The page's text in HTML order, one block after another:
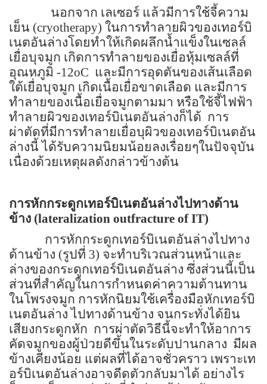
นอกจาก เลเซอร์ แล้วมีการใช้จี้ความ
เย็น (cryotherapy) ในการทำลายผิวของเทอร์บิ
เนตอันล่างโดยทำให้เกิดผลึกน้ำแข็งในเซลล์
เยื่อบุจมูก เกิดการทำลายของเยื่อหุ้มเซลล์ที่
อุณหภูมิ -12oC และมีการอุดตันของเส้นเลือด
ใต้เยื่อบุจมูก เกิดเนื้อเยื่อขาดเลือด และมีการ
ทำลายของเนื้อเยื่อจมูกตามมา หรือใช้จี้ไฟฟ้า
ทำลายผิวของเทอร์บิเนตอันล่างก็ได้ การ
ผ่าตัดที่มีการทำลายเยื่อบุผิวของเทอร์บิเนตอัน
ล่างนี้ ได้รับความนิยมน้อยลงเรื่อยๆในปัจจุบัน
เนื่องด้วยเหตุผลดังกล่าวข้างต้น
การหักกระดูกเทอร์บิเนตอันล่างไปทางด้าน
ข้าง (lateralization outfracture of IT)
การหักกระดูกเทอร์บิเนตอันล่างไปทาง
ด้านข้าง (รูปที่ 3) จะทำบริเวณส่วนหน้าและ
ล่างของกระดูกเทอร์บิเนตอันล่าง ซึ่งส่วนนี้เป็น
ส่วนที่สำคัญในการกำหนดค่าความต้านทาน
ในโพรงจมูก การหักนิยมใช้เครื่องมือหักเทอร์บิ
เนตอันล่าง ไปทางด้านข้าง จนกระทั่งได้ยิน
เสียงกระดูกหัก การผ่าตัดวิธีนี้จะทำให้อาการ
คัดจมูกของผู้ป่วยดีขึ้นในระดับปานกลาง มีผล
ข้างเคียงน้อย แต่ผลที่ได้อาจชั่วคราว เพราะเท
อร์บิเนตอันล่างอาจดีดตัวกลับมาได้ อย่างไร